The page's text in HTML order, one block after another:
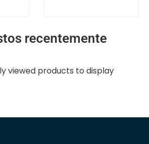
recentemente
viewed products to display